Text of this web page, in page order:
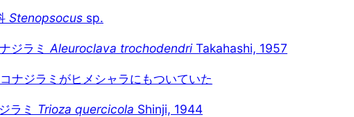
Stenopsocus sp.
ジラミ Aleuroclava trochodendriTakahashi, 1957
ナジラミがヒメシャラにもついていた
ラミ Trioza quercicola Shinji, 1944